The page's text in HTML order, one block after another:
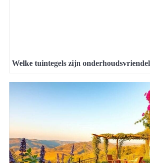
Welke tuintegels zijn